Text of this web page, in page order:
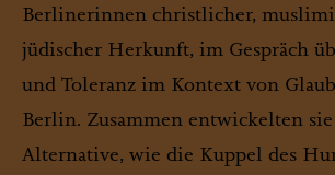
Berlinerinnen christlicher,
jüdischer Herkunft, im Gespräch
und Toleranz im Kontext von
Berlin. Zusammen entwickelten
Alternative, wie die Kuppel des